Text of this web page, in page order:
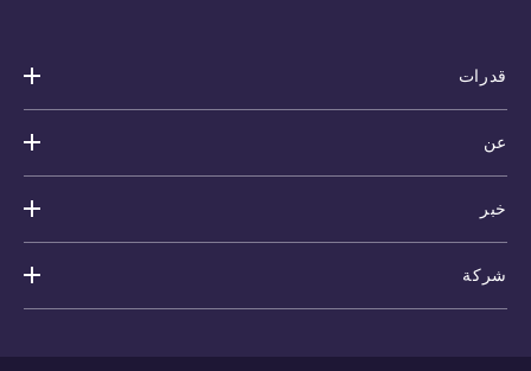
قدرات
عن
خبر
شركة